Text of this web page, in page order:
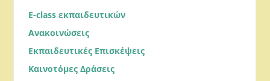
E-class εκπαιδευτικών
Ανακοινώσεις
Εκπαιδευτικές Επισκέψεις
Καινοτόμες Δράσεις